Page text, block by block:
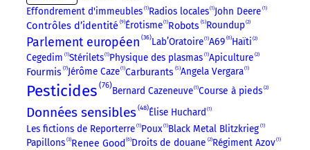
Effondrement d'immeubles 1 Radios locales 1 John Deere 1
Contrôles d’identité 9 Érotisme 1 Robots 5 Roundup 2
Parlement européen 36 Lab’Oratoire 1 A69 6 Haïti 2
Cegedim 1 Stérilets 1 Physique des plasmas 1 Apiculture 2
Fourmis 7 Jérôme Caze 1 Carburants 5 Angela Vergara 1
Pesticides 76 Bernard Cazeneuve 1 Course à pieds 2
Données sensibles 48 Élise Huchard 1
Les fictions de Reporterre 1 Poux 1 Black Metal Blitzkrieg 1
Papillons 3 Renee Good 6 Droits de douane 2 Régiment Azov 1